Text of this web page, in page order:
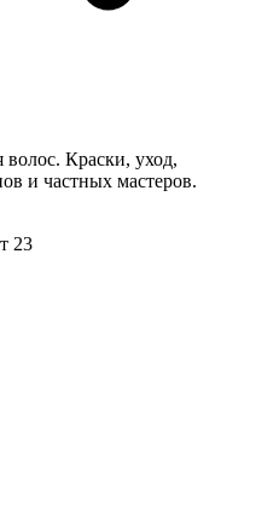
волос. Краски, уход,
и частных мастеров.
23